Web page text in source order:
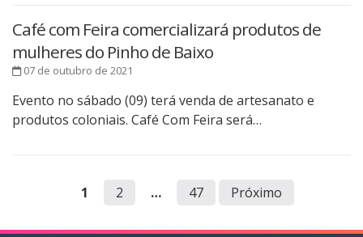
Café com Feira comercializará produtos de
mulheres do Pinho de Baixo
07 de outubro de 2021
Evento no sábado (09) terá venda de artesanato e
produtos coloniais. Café Com Feira será…
1 2 … 47 Próximo